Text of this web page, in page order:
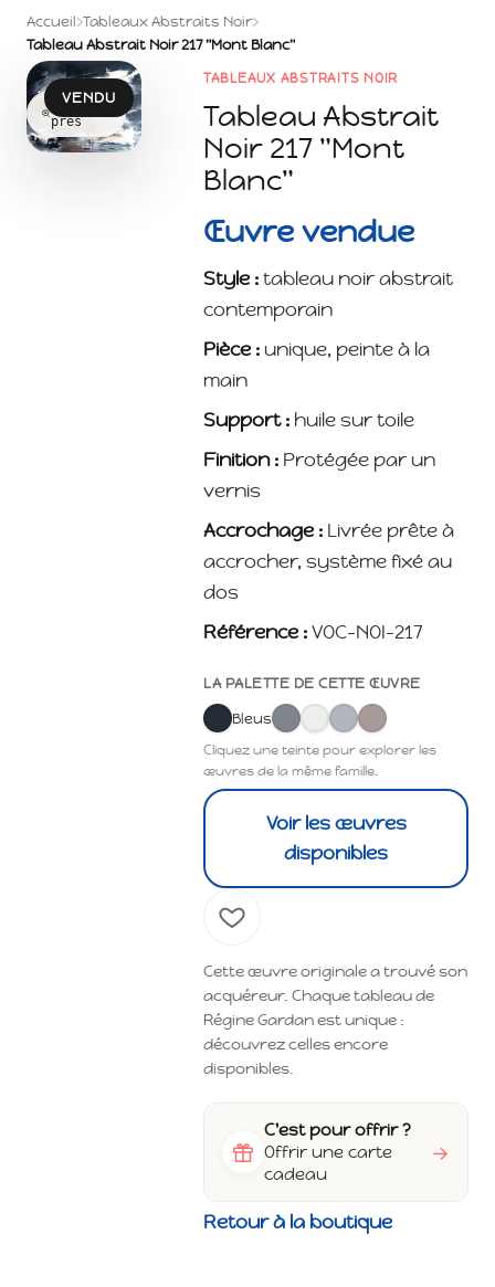
Accueil›Tableaux Abstraits Noir›
Tableau Abstrait Noir 217 "Mont Blanc"
Voir de
près
VENDU
TABLEAUX ABSTRAITS NOIR
Tableau Abstrait
Noir 217 "Mont
Blanc"
Œuvre vendue
Style :tableau noir abstrait
contemporain
Pièce : unique, peinte à la
main
Support : huile sur toile
Finition : Protégée par un
vernis
Accrochage : Livrée prête à
accrocher, système fixé au
dos
Référence :VOC-NOI-217
LA PALETTE DE CETTE ŒUVRE
Bleus
Cliquez une teinte pour explorer les
œuvres de la même famille.
Voir les œuvres
disponibles
Cette œuvre originale a trouvé son
acquéreur. Chaque tableau de
Régine Gardan est unique :
découvrez celles encore
disponibles.
C'est pour offrir ?
Offrir une carte
cadeau
→
Retour à la boutique